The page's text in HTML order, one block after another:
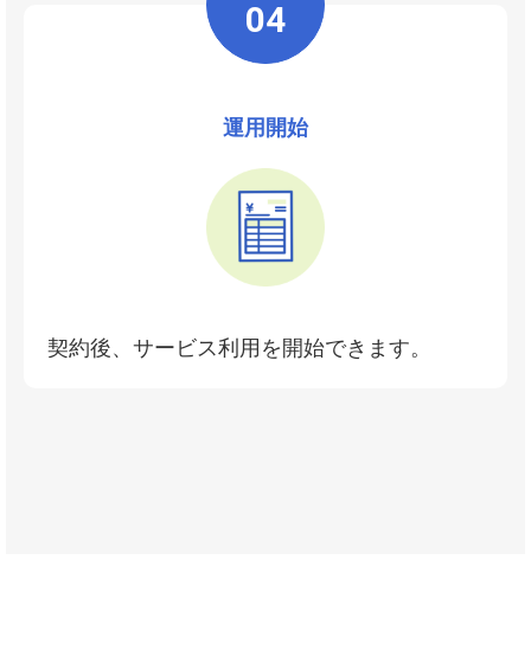
04
運用開始
契約後、サービス利用を開始できます。